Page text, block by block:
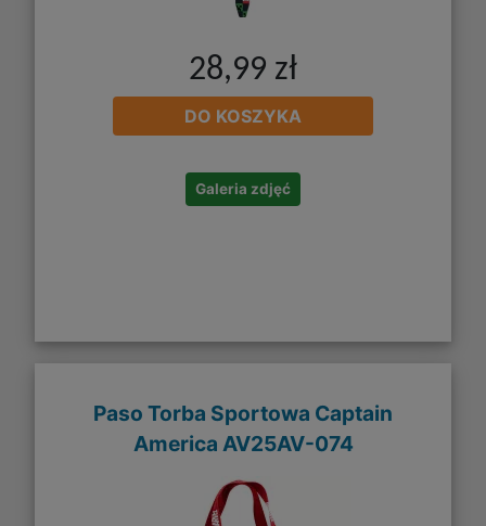
28,99 zł
DO KOSZYKA
Galeria zdjęć
Paso Torba Sportowa Captain
America AV25AV-074